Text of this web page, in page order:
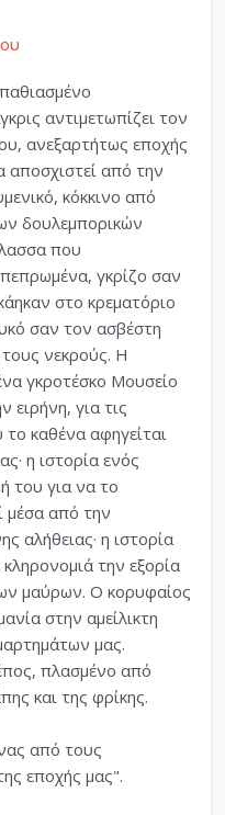
αντιμετωπίζει τον
ανεξαρτήτως εποχής
από την
κόκκινο από
δουλεμπορικών
που
γκρίζο σαν
στο κρεματόριο
σαν τον ασβέστη
νεκρούς. Η
γκροτέσκο Μουσείο
ειρήνη, για τις
καθένα αφηγείται
η ιστορία ενός
του για να το
μέσα από την
αλήθειας· η ιστορία
την εξορία
μαύρων. Ο κορυφαίος
στην αμείλικτη
μας.
πλασμένο από
και της φρίκης.
από τους
εποχής μας".